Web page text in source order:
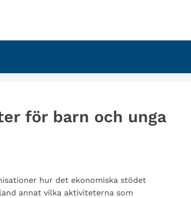
för barn och unga
hur det ekonomiska stödet
annat vilka aktiviteterna som